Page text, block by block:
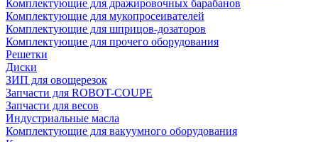
Комплектующие для дражировочных барабанов
Комплектующие для мукопросеивателей
Комплектующие для шприцов-дозаторов
Комплектующие для прочего оборудования
Решетки
Диски
ЗИП для овощерезок
Запчасти для ROBOT-COUPE
Запчасти для весов
Индустриальные масла
Комплектующие для вакуумного оборудования